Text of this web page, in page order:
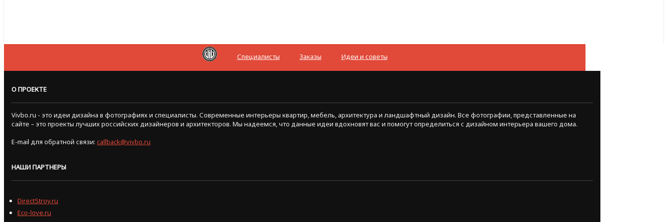
Специалисты Заказы Идеи и советы
О ПРОЕКТЕ
Vivbo.ru - это идеи дизайна в фотографиях и специалисты. Современные интерьеры квартир, мебель, архитектура и ландшафтный дизайн. Все фотографии, представленные на
сайте – это проекты лучших российских дизайнеров и архитекторов. Мы надеемся, что данные идеи вдохновят вас и помогут определиться с дизайном интерьера вашего дома.
E-mail для обратной связи: callback@vivbo.ru
НАШИ ПАРТНЕРЫ
DirectStroy.ru
Eco-love.ru